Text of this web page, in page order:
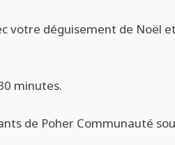
votre déguisement de Noël
minutes.
de Poher Communauté